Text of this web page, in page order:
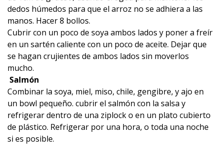
dedos húmedos para que el arroz no se adhiera a las
manos. Hacer 8 bollos.
Cubrir con un poco de soya ambos lados y poner a freír
en un sartén caliente con un poco de aceite. Dejar que
se hagan crujientes de ambos lados sin moverlos
mucho.
Salmón
Combinar la soya, miel, miso, chile, gengibre, y ajo en
un bowl pequeño. cubrir el salmón con la salsa y
refrigerar dentro de una ziplock o en un plato cubierto
de plástico. Refrigerar por una hora, o toda una noche
si es posible.